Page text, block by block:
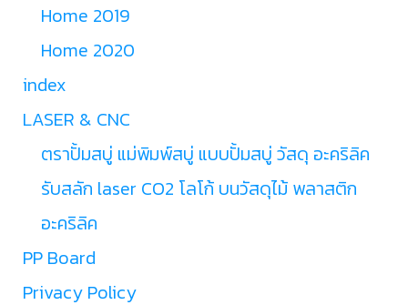
Home 2019
Home 2020
index
LASER & CNC
ตราปั้มสบู่ แม่พิมพ์สบู่ แบบปั้มสบู่ วัสดุ อะคริลิค
รับสลัก laser CO2 โลโก้ บนวัสดุไม้ พลาสติก
อะคริลิค
PP Board
Privacy Policy